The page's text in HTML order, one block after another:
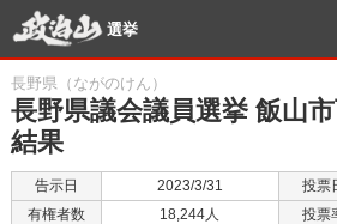
選挙
長野県（ながのけん）
長野県議会議員選挙 飯山
結果
告示日 2023/3/31 投票
有権者数
18,244人 投票